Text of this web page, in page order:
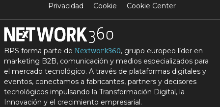
Privacidad
Cookie Cookie Center
BPS forma parte de Nextwork360, grupo europeo líder en
marketing B2B, comunicación y medios especializados para
el mercado tecnológico. A través de plataformas digitales y
eventos, conectamos a fabricantes, partners y decisores
tecnológicos impulsando la Transformación Digital, la
Innovación y el crecimiento empresarial.